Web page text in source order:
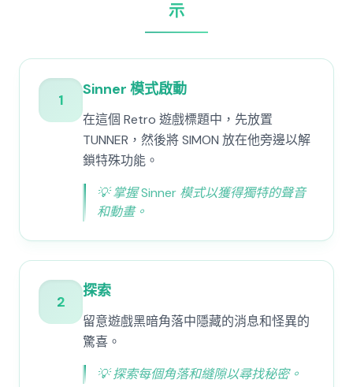
示
1
Sinner 模式啟動
在這個 Retro 遊戲標題中，先放置
TUNNER，然後將 SIMON 放在他旁邊以解
鎖特殊功能。
💡掌握 Sinner 模式以獲得獨特的聲音
和動畫。
2
探索
留意遊戲黑暗角落中隱藏的消息和怪異的
驚喜。
💡探索每個角落和縫隙以尋找秘密。